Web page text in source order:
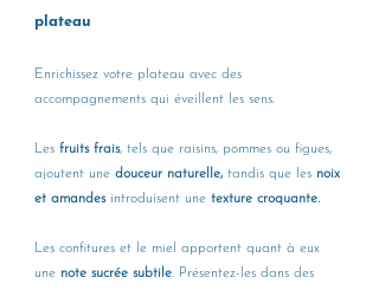
plateau
Enrichissez votre plateau avec des
accompagnements qui éveillent les sens.
Les fruits frais, tels que raisins, pommes ou figues,
ajoutent une douceur naturelle, tandis que les noix
et amandes introduisent une texture croquante.
Les confitures et le miel apportent quant à eux
une note sucrée subtile. Présentez-les dans des